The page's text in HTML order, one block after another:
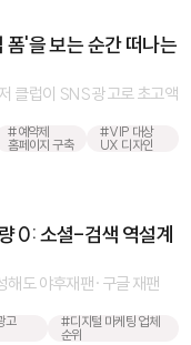
'을 보는 순간 떠나는
클럽이 SNS 광고로 초고액
#예약제
홈페이지 구축
#VIP 대상
UX 디자인
0: 소셜-검색 역설계
해도 야후재팬·구글 재팬
고
#디지털 마케팅 업체
순위